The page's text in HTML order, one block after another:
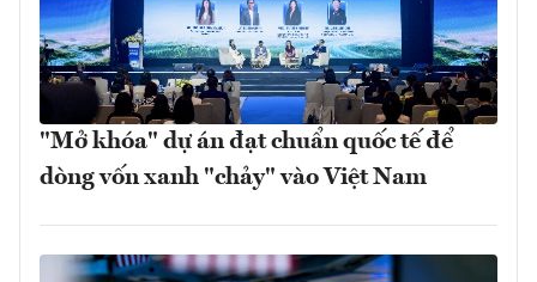
"Mở khóa" dự án đạt chuẩn quốc tế để
dòng vốn xanh "chảy" vào Việt Nam